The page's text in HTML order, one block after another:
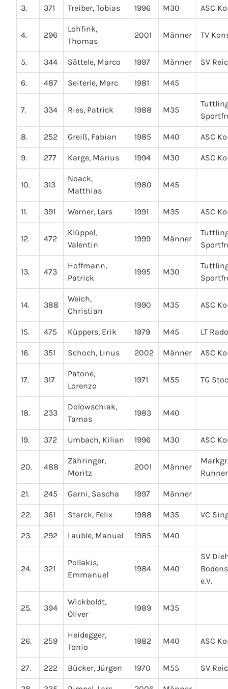
3. 371 Treiber, Tobias 1996 M30 ASC
4. 296
Lohfink,
Thomas
2001 Männer TV
5. 344 Sättele, Marco 1997 Männer SV
6. 487 Seiterle, Marc 1981 M45
7. 334 Ries, Patrick 1988 M35
8. 252 Greiß, Fabian 1985 M40 ASC
9. 277 Karge, Marius 1994 M30 ASC
10. 313
Noack,
Matthias
1980 M45
11. 391 Werner, Lars 1991 M35 ASC
12. 472
Klüppel,
Valentin
1999 Männer
13. 473
Hoffmann,
Patrick
1995 M30
14. 388
Weich,
Christian
1990 M35 ASC
15. 475 Küppers, Erik 1979 M45 LT
16. 351 Schoch, Linus 2002 Männer ASC
17. 317
Patone,
Lorenzo
1971 M55 TG
18. 233
Dolowschiak,
Tamas
1983 M40
19. 372 Umbach, Kilian 1996 M30 ASC
20. 488
Zähringer,
Moritz
2001 Männer
21. 245 Garni, Sascha 1997 Männer
22. 361 Starck, Felix 1988 M35 VC
23. 292 Lauble, Manuel 1985 M40
24. 321
Pollakis,
Emmanuel
1984 M40
SV
e.V.
25. 394
Wickboldt,
Oliver
1989 M35
26. 259
Heidegger,
Tonio
1982 M40 ASC
27. 222 Bücker, Jürgen 1970 M55 SV